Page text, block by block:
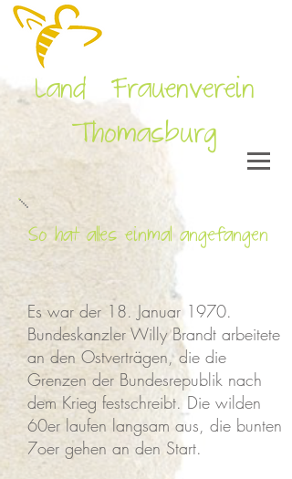
Land Frauenverein
Thomasburg
So hat alles einmal angefangen
Es war der 18. Januar 1970.
Bundeskanzler Willy Brandt arbeitete
an den Ostverträgen, die die
Grenzen der Bundesrepublik nach
dem Krieg festschreibt. Die wilden
60er laufen langsam aus, die bunten
7oer gehen an den Start.